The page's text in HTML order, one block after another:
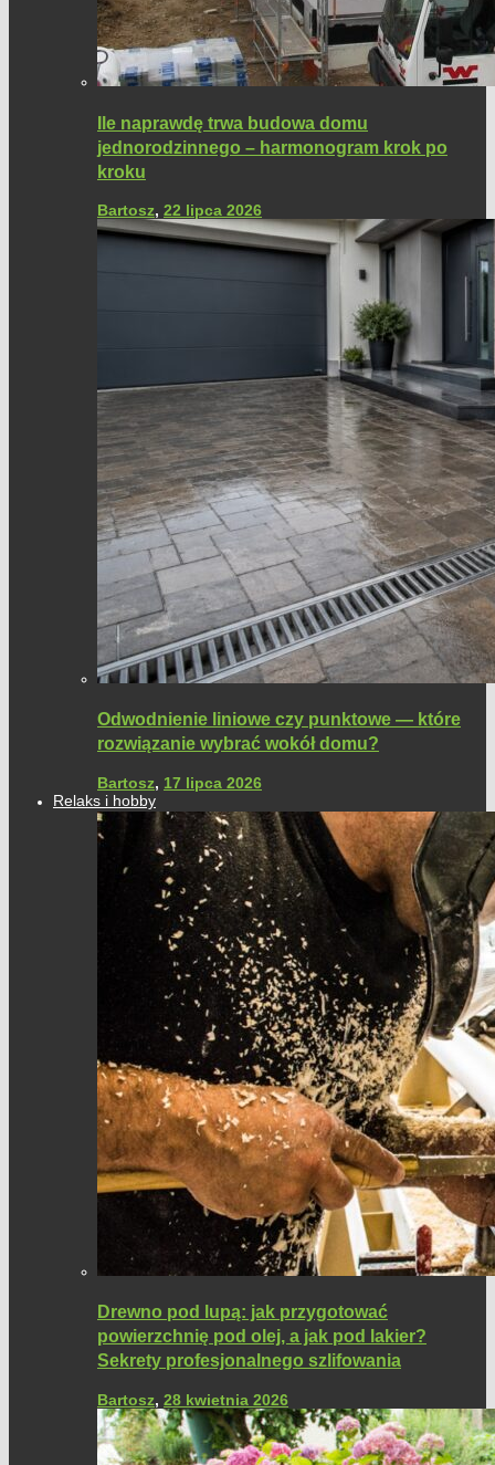
Ile naprawdę trwa budowa domu
jednorodzinnego – harmonogram krok po
kroku
Bartosz, 22 lipca 2026
Odwodnienie liniowe czy punktowe — które
rozwiązanie wybrać wokół domu?
Bartosz, 17 lipca 2026
Relaks i hobby
Drewno pod lupą: jak przygotować
powierzchnię pod olej, a jak pod lakier?
Sekrety profesjonalnego szlifowania
Bartosz, 28 kwietnia 2026